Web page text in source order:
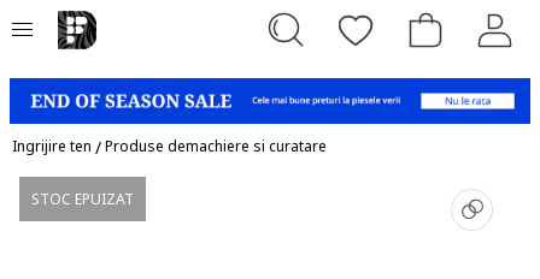
Ingrijire ten /Produse demachiere si curatare
STOC EPUIZAT